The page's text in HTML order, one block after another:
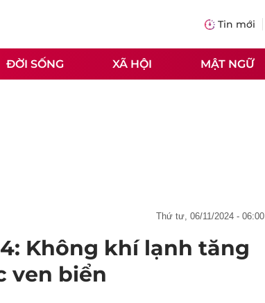
Tin mới
ĐỜI SỐNG XÃ HỘI MẬT NGỮ
thứ tư, 06/11/2024 - 06:00
Không khí lạnh tăng
ven biển